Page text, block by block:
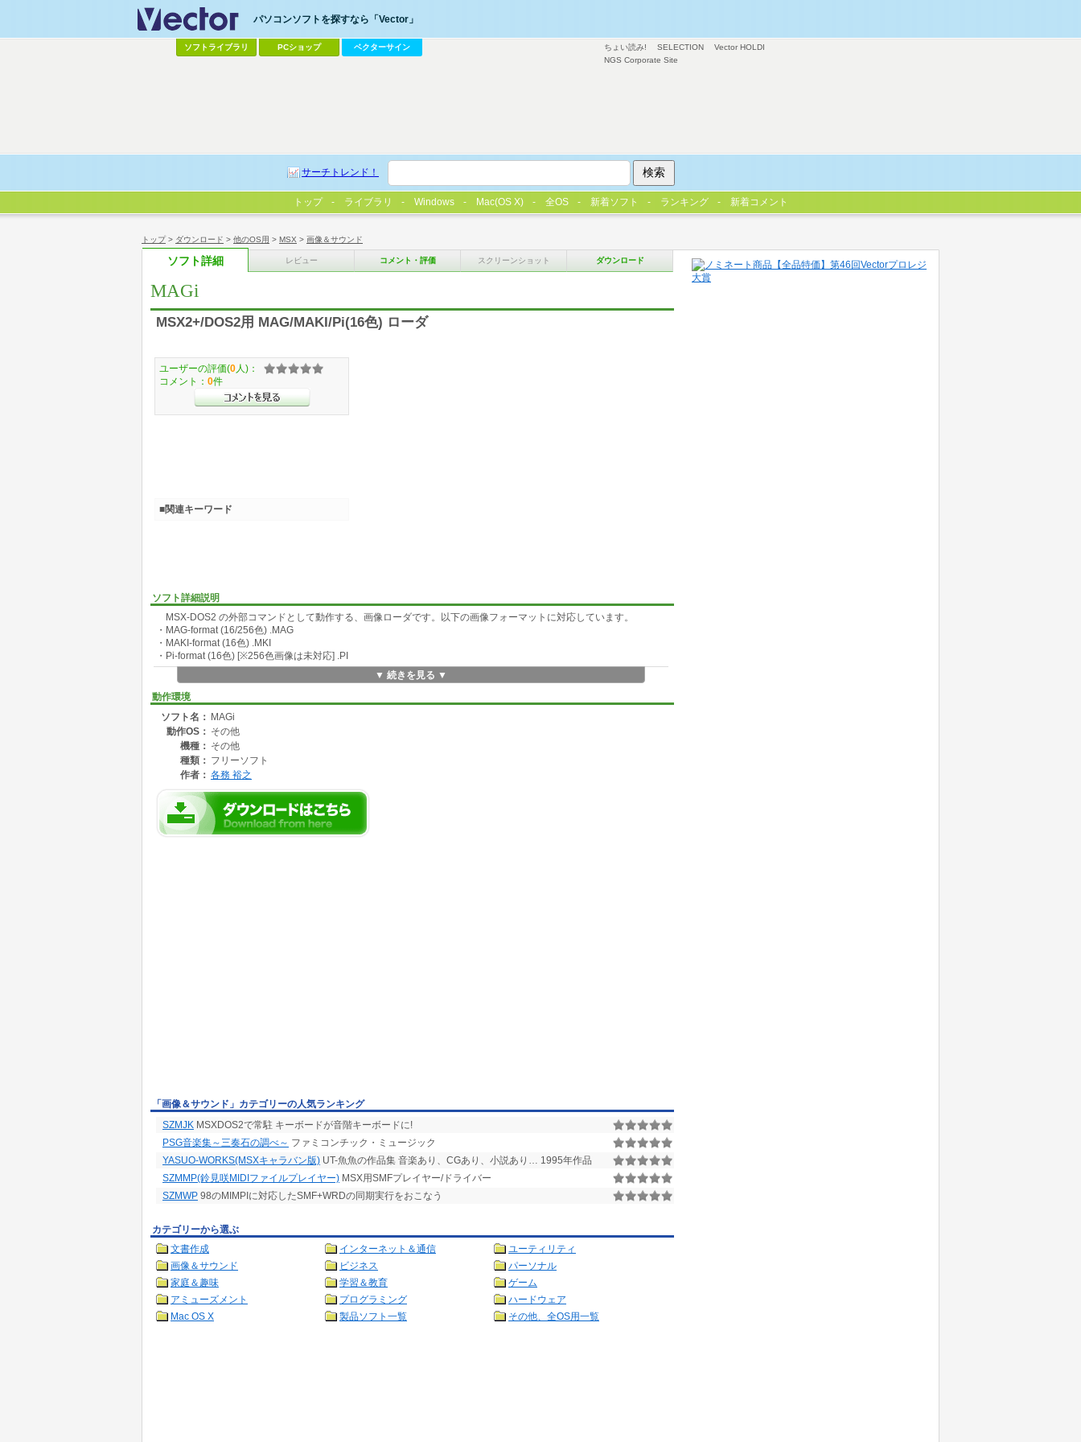
トップ> ダウンロード > 他のOS用 > MSX > 画像＆サウンド
ソフト詳細 レビュー コメント・評価 スクリーンショット ダウンロード
MAGi
MSX2+/DOS2用 MAG/MAKI/Pi(16色) ローダ
ソフト詳細説明
MSX-DOS2 の外部コマンドとして動作する、画像ローダです。以下の画像フォーマットに対応しています。
・MAG-format (16/256色) .MAG
・MAKI-format (16色) .MKI
・Pi-format (16色) [※256色画像は未対応] .PI
表示方法には、以下の3種類が選択できます。
・ＹＪＫモード (256x424:19268)，単純閾値法 ※256色画像のみ
・ＲＧＢモード (256x424: 256)，単純閾値法 ※256色画像のみ
・１６Ｃモード (512x424: 16) ※16色画像のみ
▼ 続きを見る ▼
動作環境
ソフト名： MAGi
動作OS： その他
機種： その他
種類： フリーソフト
作者： 各務 裕之
ユーザーの評価(0 人)：
コメント： 0件
■関連キーワード
「画像＆サウンド」カテゴリーの人気ランキング
SZMJK MSXDOS2で常駐 キーボードが音階キーボードに!
PSG音楽集～三奏石の調べ～ ファミコンチック・ミュージック
YASUO-WORKS(MSXキャラバン版) UT-魚魚の作品集 音楽あり、CGあり、小説あり… 1995年作品
SZMMP(鈴見咲MIDIファイルプレイヤー) MSX用SMFプレイヤー/ドライバー
SZMWP 98のMIMPIに対応したSMF+WRDの同期実行をおこなう
カテゴリーから選ぶ
文書作成
インターネット＆通信
ユーティリティ
画像＆サウンド
ビジネス
パーソナル
家庭＆趣味
学習＆教育
ゲーム
アミューズメント
プログラミング
ハードウェア
Mac OS X
製品ソフト一覧 その他、全OS用一覧
ちょい読み! SELECTION
Vector HOLDI
NGS Corporate Site
パソコンソフトを探すなら「Vector」
ソフトライブラリ PCショップ ベクターサイン
サーチトレンド！
トップ ライブラリ Windows Mac(OS X) 全OS 新着ソフト ランキング 新着コメント